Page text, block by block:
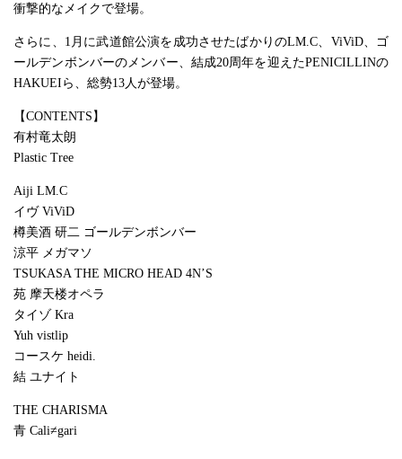
衝撃的なメイクで登場。
さらに、1月に武道館公演を成功させたばかりのLM.C、ViViD、ゴ
ールデンボンバーのメンバー、結成20周年を迎えたPENICILLINの
HAKUEIら、総勢13人が登場。
【CONTENTS】
有村竜太朗
Plastic Tree
Aiji LM.C
イヴ ViViD
樽美酒 研二 ゴールデンボンバー
涼平 メガマソ
TSUKASA THE MICRO HEAD 4N’S
苑 摩天楼オペラ
タイゾ Kra
Yuh vistlip
コースケ heidi.
結 ユナイト
THE CHARISMA
青 Cali≠gari